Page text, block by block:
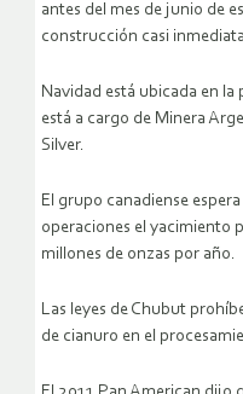
antes del mes de junio de
construcción casi
Navidad está ubicada en
está a cargo de Minera
Silver.
El grupo canadiense
operaciones el yacimiento
millones de onzas por año.
Las leyes de Chubut
de cianuro en el